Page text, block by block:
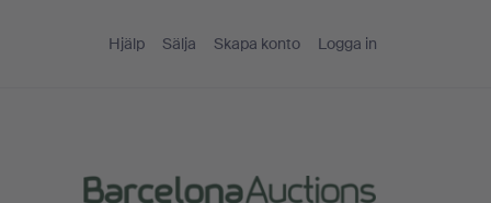
Hjälp Sälja Skapa konto Logga in